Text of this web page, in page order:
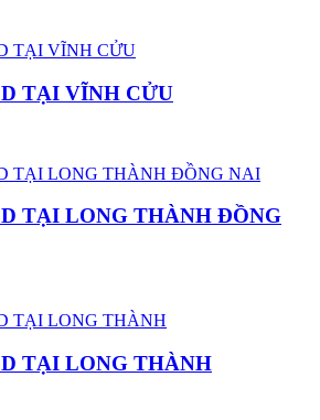
TẠI VĨNH CỬU
TẠI LONG THÀNH ĐỒNG
TẠI LONG THÀNH